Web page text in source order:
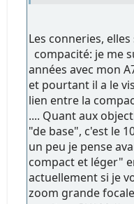
Les conneries,
compacité: je me
années avec mon
et pourtant il a le
lien entre la
.... Quant aux
"de base", c'est le
un peu je pense
compact et léger"
actuellement si je
zoom grande